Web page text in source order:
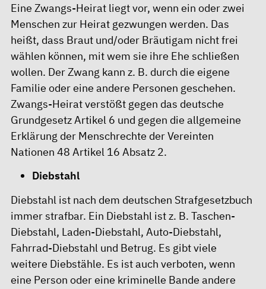
Eine Zwangs-Heirat liegt vor, wenn ein oder zwei
Menschen zur Heirat gezwungen werden. Das
heißt, dass Braut und/oder Bräutigam nicht frei
wählen können, mit wem sie ihre Ehe schließen
wollen. Der Zwang kann z. B. durch die eigene
Familie oder eine andere Personen geschehen.
Zwangs-Heirat verstößt gegen das deutsche
Grundgesetz Artikel 6 und gegen die allgemeine
Erklärung der Menschrechte der Vereinten
Nationen 48 Artikel 16 Absatz 2.
Diebstahl
Diebstahl ist nach dem deutschen Strafgesetzbuch
immer strafbar. Ein Diebstahl ist z. B. Taschen-
Diebstahl, Laden-Diebstahl, Auto-Diebstahl,
Fahrrad-Diebstahl und Betrug. Es gibt viele
weitere Diebstähle. Es ist auch verboten, wenn
eine Person oder eine kriminelle Bande andere